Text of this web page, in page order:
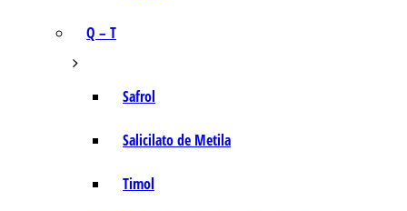
Q – T
Safrol
Salicilato de Metila
Timol